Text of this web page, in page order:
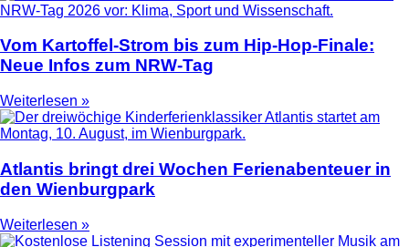
Vom Kartoffel-Strom bis zum Hip-Hop-Finale:
Neue Infos zum NRW-Tag
Weiterlesen »
Atlantis bringt drei Wochen Ferienabenteuer in
den Wienburgpark
Weiterlesen »